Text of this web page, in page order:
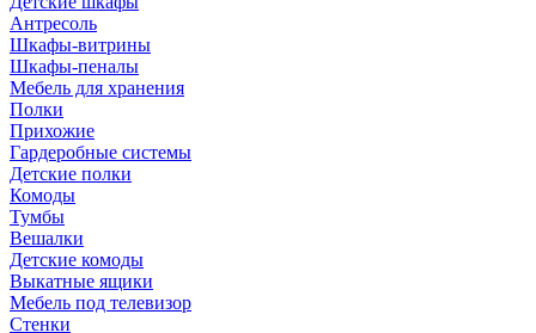
Антресоль
Шкафы-витрины
Шкафы-пеналы
Мебель для хранения
Полки
Прихожие
Гардеробные системы
Детские полки
Комоды
Тумбы
Вешалки
Детские комоды
Выкатные ящики
Мебель под телевизор
Стенки